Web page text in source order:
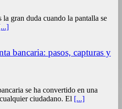
gran duda cuando la pantalla se
bancaria: pasos, capturas y
se ha convertido en una
ciudadano. El [...]